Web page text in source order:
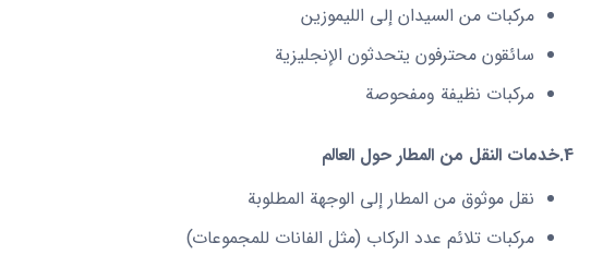
مركبات من السيدان إلى الليموزين
سائقون محترفون يتحدثون الإنجليزية
مركبات نظيفة ومفحوصة
4.خدمات النقل من المطار حول العالم
نقل موثوق من المطار إلى الوجهة المطلوبة
مركبات تلائم عدد الركاب (مثل الفانات للمجموعات)